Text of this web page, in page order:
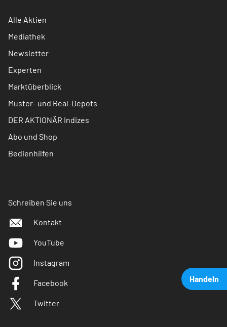
Handeln
Alle Aktien
Mediathek
Newsletter
Experten
Marktüberblick
Muster- und Real-Depots
DER AKTIONÄR Indizes
Abo und Shop
Bedienhilfen
Schreiben Sie uns
Kontakt
YouTube
Instagram
Facebook
Twitter